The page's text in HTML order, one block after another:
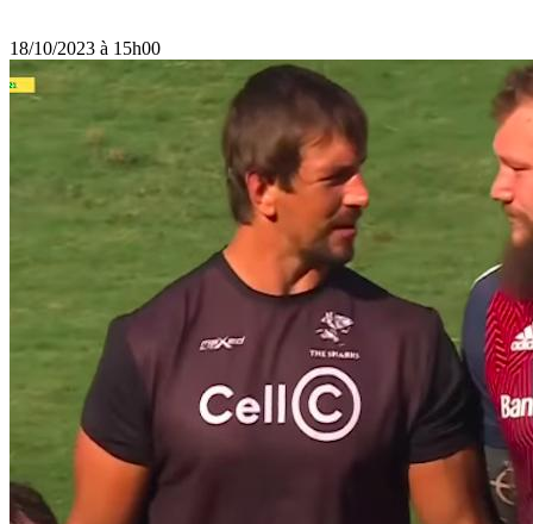
18/10/2023 à 15h00